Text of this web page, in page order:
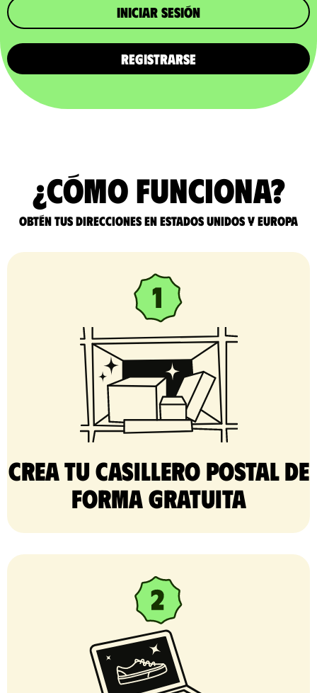
iniciar sesión
REGISTRARSE
¿Cómo funciona?
Obtén tus direcciones en Estados Unidos y Europa
Crea tu casillero postal de
forma gratuita​